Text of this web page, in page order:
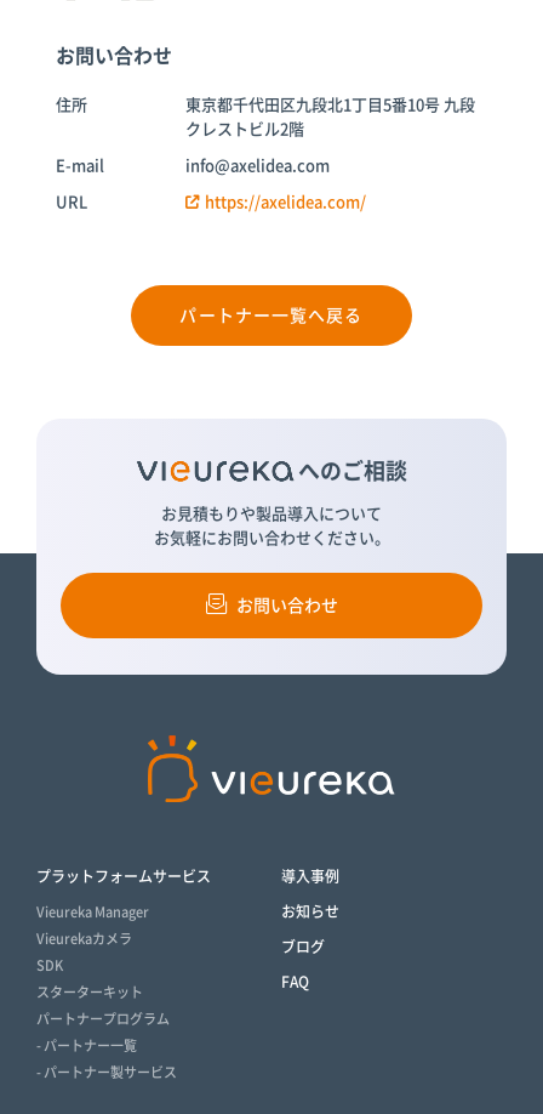
お問い合わせ
住所
東京都千代田区九段北1丁目5番10号 九段
クレストビル2階
E-mail info@axelidea.com
URL https://axelidea.com/
パートナー一覧へ戻る
へのご相談
お見積もりや製品導入について
お気軽にお問い合わせください。
お問い合わせ
プラットフォームサービス
Vieureka Manager
Vieurekaカメラ
SDK
スターターキット
パートナープログラム
- パートナー一覧
- パートナー製サービス
導入事例
お知らせ
ブログ
FAQ